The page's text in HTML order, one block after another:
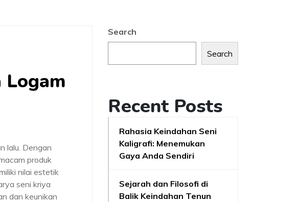
Logam
lalu. Dengan
produk
nilai estetik
seni kriya
dan keunikan
Search
Search
Recent Posts
Rahasia Keindahan Seni
Kaligrafi: Menemukan
Gaya Anda Sendiri
Sejarah dan Filosofi di
Balik Keindahan Tenun